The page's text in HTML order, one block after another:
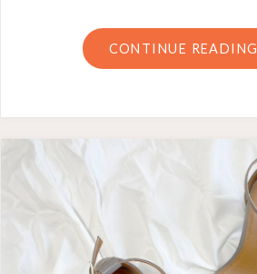
CONTINUE READING